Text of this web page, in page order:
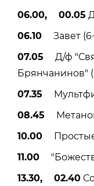
06.00, 00.05
06.10 Завет
07.05 Д/ф
Брянчанинов"
07.35
08.45
10.00 Простые
11.00
13.30, 02.40